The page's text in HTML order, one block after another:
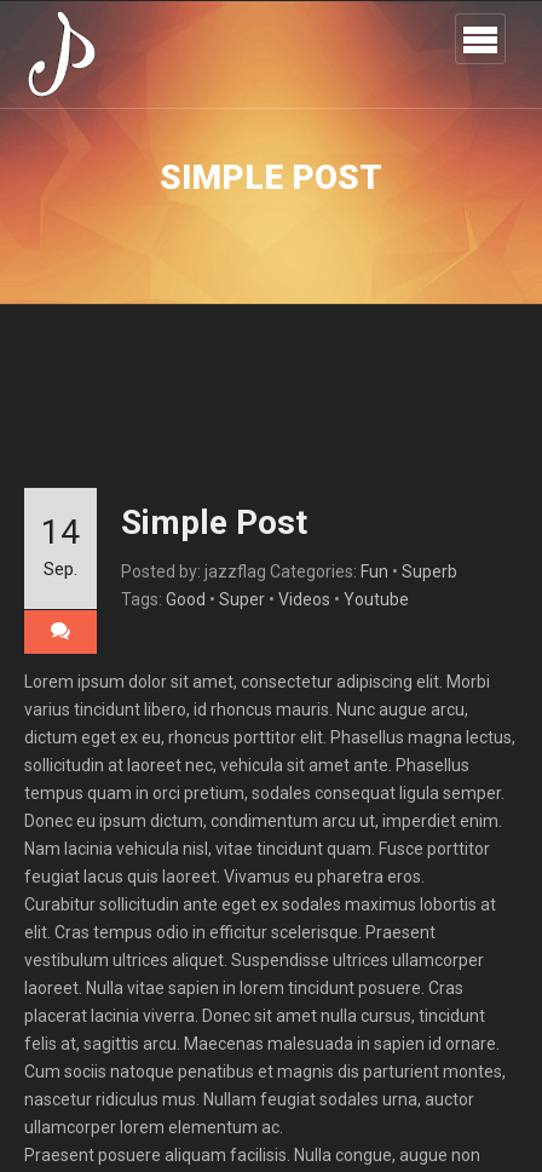
SIMPLE POST
Simple Post
Posted by: jazzflag Categories: Fun • Superb
Tags: Good • Super • Videos • Youtube
14
Sep.
Lorem ipsum dolor sit amet, consectetur adipiscing elit. Morbi
varius tincidunt libero, id rhoncus mauris. Nunc augue arcu,
dictum eget ex eu, rhoncus porttitor elit. Phasellus magna lectus,
sollicitudin at laoreet nec, vehicula sit amet ante. Phasellus
tempus quam in orci pretium, sodales consequat ligula semper.
Donec eu ipsum dictum, condimentum arcu ut, imperdiet enim.
Nam lacinia vehicula nisl, vitae tincidunt quam. Fusce porttitor
feugiat lacus quis laoreet. Vivamus eu pharetra eros.
Curabitur sollicitudin ante eget ex sodales maximus lobortis at
elit. Cras tempus odio in efficitur scelerisque. Praesent
vestibulum ultrices aliquet. Suspendisse ultrices ullamcorper
laoreet. Nulla vitae sapien in lorem tincidunt posuere. Cras
placerat lacinia viverra. Donec sit amet nulla cursus, tincidunt
felis at, sagittis arcu. Maecenas malesuada in sapien id ornare.
Cum sociis natoque penatibus et magnis dis parturient montes,
nascetur ridiculus mus. Nullam feugiat sodales urna, auctor
ullamcorper lorem elementum ac.
Praesent posuere aliquam facilisis. Nulla congue, augue non